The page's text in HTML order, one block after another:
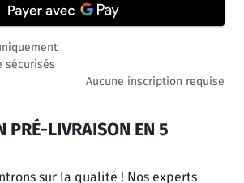
sécurisés
Aucune inscription requise
PRÉ-LIVRAISON EN 5
sur la qualité ! Nos experts